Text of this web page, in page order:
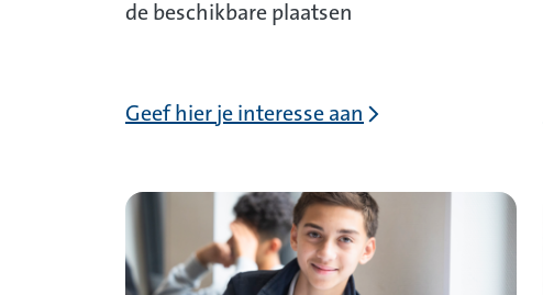
de beschikbare plaatsen
Geef hier je interesse aan